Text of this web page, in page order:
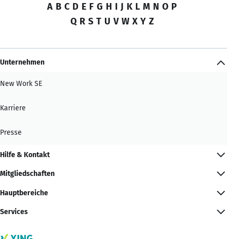
A B C D E F G H I J K L M N O P
Q R S T U V W X Y Z
Unternehmen
New Work SE
Karriere
Presse
Hilfe & Kontakt
Mitgliedschaften
Hauptbereiche
Services